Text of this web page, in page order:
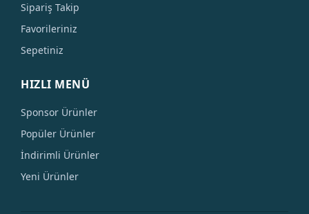
Sipariş Takip
Favorileriniz
Sepetiniz
HIZLI MENÜ
Sponsor Ürünler
Popüler Ürünler
İndirimli Ürünler
Yeni Ürünler